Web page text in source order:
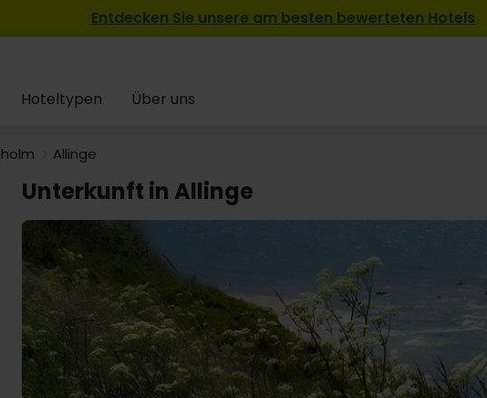
Entdecken Sie unsere am besten bewerteten Hotels
Hoteltypen Über uns
Allinge
Unterkunft in Allinge